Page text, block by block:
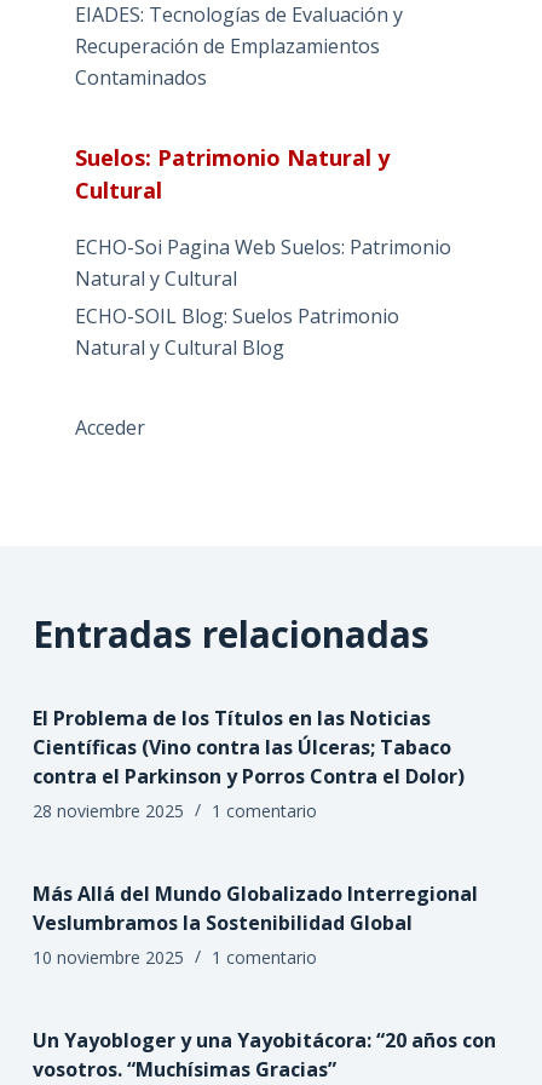
EIADES: Tecnologías de Evaluación y
Recuperación de Emplazamientos
Contaminados
Suelos: Patrimonio Natural y
Cultural
ECHO-Soi Pagina Web Suelos: Patrimonio
Natural y Cultural
ECHO-SOIL Blog: Suelos Patrimonio
Natural y Cultural Blog
Acceder
Entradas relacionadas
El Problema de los Títulos en las Noticias
Científicas (Vino contra las Úlceras; Tabaco
contra el Parkinson y Porros Contra el Dolor)
28 noviembre 2025 1 comentario
Más Allá del Mundo Globalizado Interregional
Veslumbramos la Sostenibilidad Global
10 noviembre 2025 1 comentario
Un Yayobloger y una Yayobitácora: “20 años con
vosotros. “Muchísimas Gracias”